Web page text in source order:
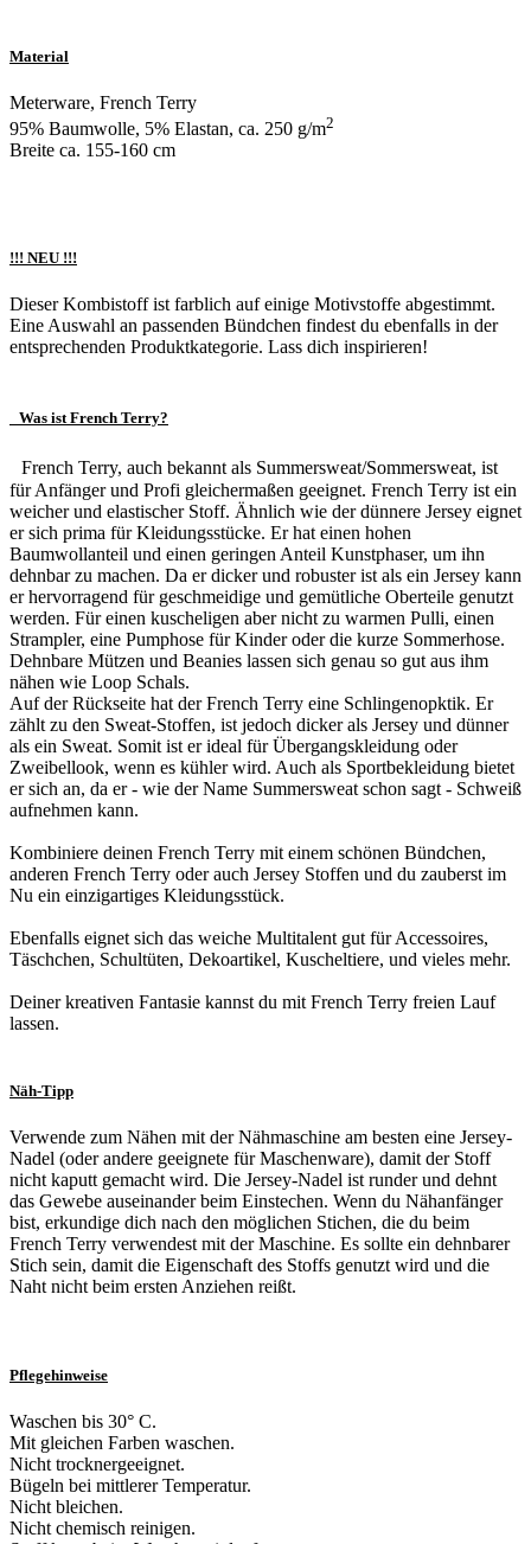
Material
Meterware, French Terry
95% Baumwolle, 5% Elastan, ca. 250 g/m2
Breite ca. 155-160 cm
!!! NEU !!!
Dieser Kombistoff ist farblich auf einige Motivstoffe abgestimmt.
Eine Auswahl an passenden Bündchen findest du ebenfalls in der
entsprechenden Produktkategorie. Lass dich inspirieren!
Was ist French Terry?
French Terry, auch bekannt als Summersweat/Sommersweat, ist
für Anfänger und Profi gleichermaßen geeignet. French Terry ist ein
weicher und elastischer Stoff. Ähnlich wie der dünnere Jersey eignet
er sich prima für Kleidungsstücke. Er hat einen hohen
Baumwollanteil und einen geringen Anteil Kunstphaser, um ihn
dehnbar zu machen. Da er dicker und robuster ist als ein Jersey kann
er hervorragend für geschmeidige und gemütliche Oberteile genutzt
werden. Für einen kuscheligen aber nicht zu warmen Pulli, einen
Strampler, eine Pumphose für Kinder oder die kurze Sommerhose.
Dehnbare Mützen und Beanies lassen sich genau so gut aus ihm
nähen wie Loop Schals.
Auf der Rückseite hat der French Terry eine Schlingenopktik. Er
zählt zu den Sweat-Stoffen, ist jedoch dicker als Jersey und dünner
als ein Sweat. Somit ist er ideal für Übergangskleidung oder
Zweibellook, wenn es kühler wird. Auch als Sportbekleidung bietet
er sich an, da er - wie der Name Summersweat schon sagt - Schweiß
aufnehmen kann.
Kombiniere deinen French Terry mit einem schönen Bündchen,
anderen French Terry oder auch Jersey Stoffen und du zauberst im
Nu ein einzigartiges Kleidungsstück.
Ebenfalls eignet sich das weiche Multitalent gut für Accessoires,
Täschchen, Schultüten, Dekoartikel, Kuscheltiere, und vieles mehr.
Deiner kreativen Fantasie kannst du mit French Terry freien Lauf
lassen.
Näh-Tipp
Verwende zum Nähen mit der Nähmaschine am besten eine Jersey-
Nadel (oder andere geeignete für Maschenware), damit der Stoff
nicht kaputt gemacht wird. Die Jersey-Nadel ist runder und dehnt
das Gewebe auseinander beim Einstechen. Wenn du Nähanfänger
bist, erkundige dich nach den möglichen Stichen, die du beim
French Terry verwendest mit der Maschine. Es sollte ein dehnbarer
Stich sein, damit die Eigenschaft des Stoffs genutzt wird und die
Naht nicht beim ersten Anziehen reißt.
Pflegehinweise
Waschen bis 30° C.
Mit gleichen Farben waschen.
Nicht trocknergeeignet.
Bügeln bei mittlerer Temperatur.
Nicht bleichen.
Nicht chemisch reinigen.